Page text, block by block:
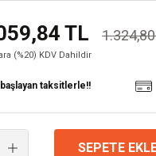
TL
(%20) KDV Dahildir
taksitlerle!!
SEPETE